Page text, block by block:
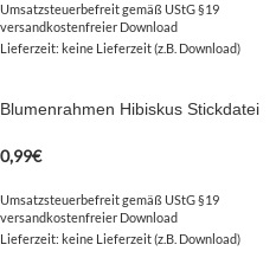
Das sind nur unsereIdeen
Umsatzsteuerbefreit gemäß UStG §19
versandkostenfreier Download
Lieferzeit: keine Lieferzeit (z.B. Download)
Blumenrahmen Hibiskus Stickdatei
0,99€
Umsatzsteuerbefreit gemäß UStG §19
versandkostenfreier Download
Lieferzeit: keine Lieferzeit (z.B. Download)